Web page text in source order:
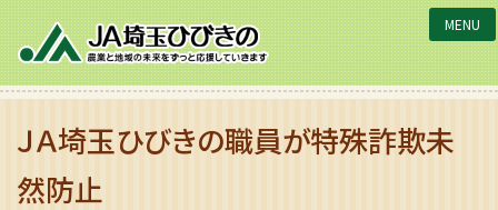
JA埼玉ひびきの
ＪＡ埼玉ひびきの職員が特殊詐欺未
然防止